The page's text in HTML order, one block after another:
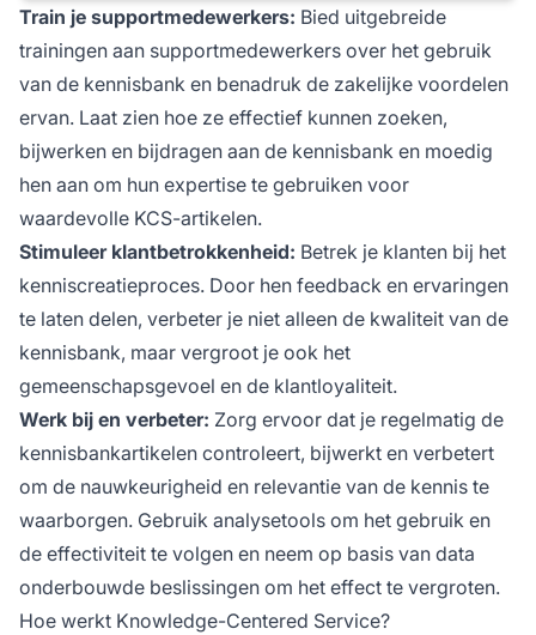
Train je supportmedewerkers: Bied uitgebreide
trainingen aan supportmedewerkers over het gebruik
van de kennisbank en benadruk de zakelijke voordelen
ervan. Laat zien hoe ze effectief kunnen zoeken,
bijwerken en bijdragen aan de kennisbank en moedig
hen aan om hun expertise te gebruiken voor
waardevolle KCS-artikelen.
Stimuleer klantbetrokkenheid: Betrek je klanten bij het
kenniscreatieproces. Door hen feedback en ervaringen
te laten delen, verbeter je niet alleen de kwaliteit van de
kennisbank, maar vergroot je ook het
gemeenschapsgevoel en de klantloyaliteit.
Werk bij en verbeter: Zorg ervoor dat je regelmatig de
kennisbankartikelen controleert, bijwerkt en verbetert
om de nauwkeurigheid en relevantie van de kennis te
waarborgen. Gebruik analysetools om het gebruik en
de effectiviteit te volgen en neem op basis van data
onderbouwde beslissingen om het effect te vergroten.
Hoe werkt Knowledge-Centered Service?